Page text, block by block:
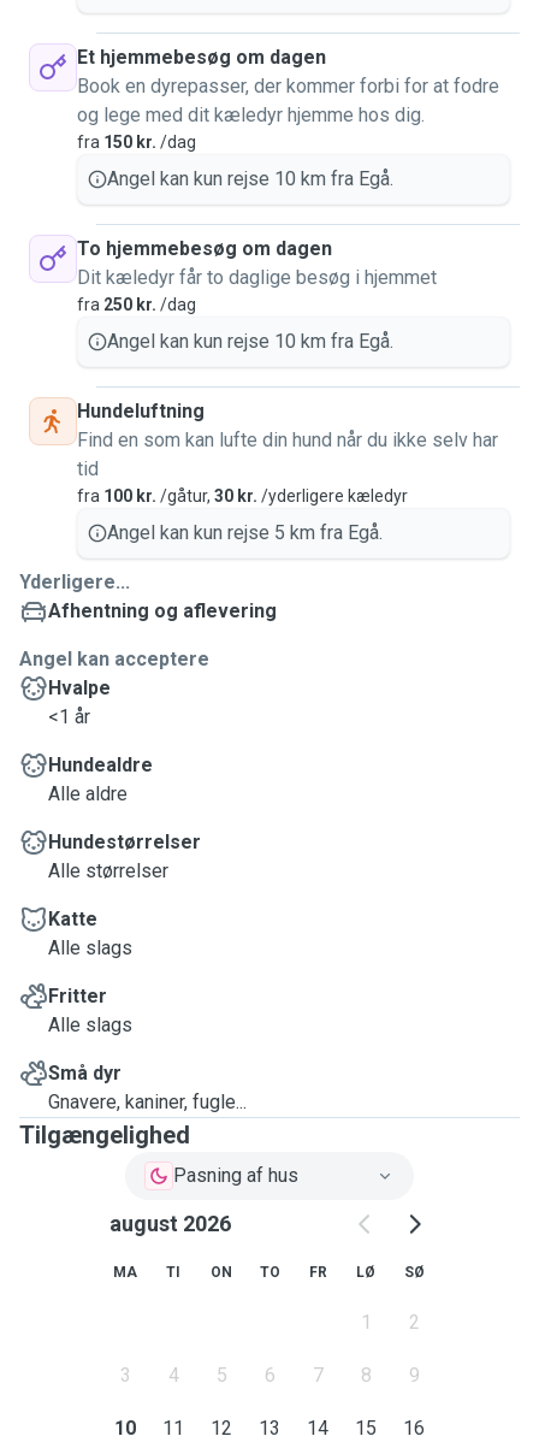
Et hjemmebesøg om dagen
Book en dyrepasser, der kommer forbi for at fodre
og lege med dit kæledyr hjemme hos dig.
fra 150 kr. /dag
Angel kan kun rejse 10 km fra Egå.
To hjemmebesøg om dagen
Dit kæledyr får to daglige besøg i hjemmet
fra 250 kr. /dag
Angel kan kun rejse 10 km fra Egå.
Hundeluftning
Find en som kan lufte din hund når du ikke selv har
tid
fra 100 kr. /gåtur, 30 kr. /yderligere kæledyr
Angel kan kun rejse 5 km fra Egå.
Yderligere...
Afhentning og aflevering
Angel kan acceptere
Hvalpe
<1 år
Hundealdre
Alle aldre
Hundestørrelser
Alle størrelser
Katte
Alle slags
Fritter
Alle slags
Små dyr
Gnavere, kaniner, fugle...
Tilgængelighed
Pasning af hus
august 2026
MA TI ON TO FR LØ SØ
1 2
3 4 5 6 7 8 9
10 11 12 13 14 15 16